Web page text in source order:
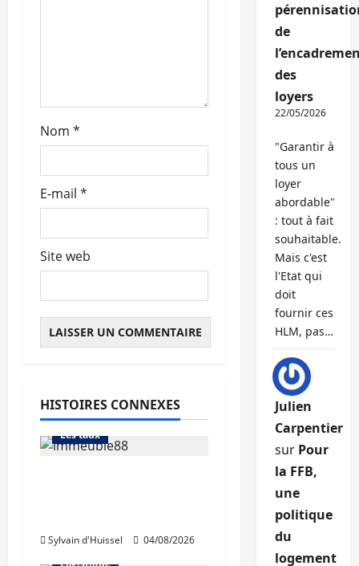
l
Nom *
E-mail *
Site web
HISTOIRES CONNEXES
L'avis des courtiers
Les taux
Sylvain d'Huissel 04/08/2026
Immo d'entreprise
de
des
loyers
22/05/2026
"Garantir à
tous un
loyer
abordable"
: tout à fait
souhaitable.
Mais c'est
l'Etat qui
doit
fournir ces
HLM, pas…
Julien
Carpentier
sur Pour
la FFB,
une
politique
du
logement